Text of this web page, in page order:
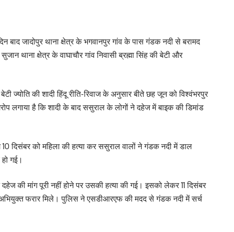
बाद जादोपुर थाना क्षेत्र के भगवानपुर गांव के पास गंडक नदी से बरामद
थाना क्षेत्र के वाघाचौर गांव निवासी ब्रह्मा सिंह की बेटी और
ज्योति की शादी हिंदू रीति-रिवाज के अनुसार बीते छह जून को विश्वंभरपुर
लगाया है कि शादी के बाद ससुराल के लोगों ने दहेज में बाइक की डिमांड
दिसंबर को महिला की हत्या कर ससुराल वालों ने गंडक नदी में डाल
गई।
की मांग पूरी नहीं होने पर उसकी हत्या की गई। इसको लेकर 11 दिसंबर
फरार मिले। पुलिस ने एसडीआरएफ की मदद से गंडक नदी में सर्च